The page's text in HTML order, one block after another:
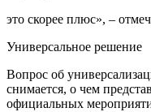
это скорее плюс», –
Универсальное решение
Вопрос об
снимается, о чем
официальных